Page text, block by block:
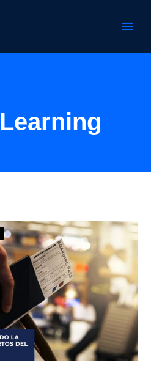
La
tecnología
transformando
experiencia
los
aeropuertos
del
futuro